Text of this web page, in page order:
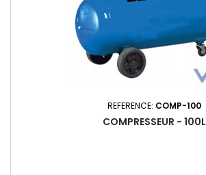
REFERENCE: COMP-100
COMPRESSEUR - 100L